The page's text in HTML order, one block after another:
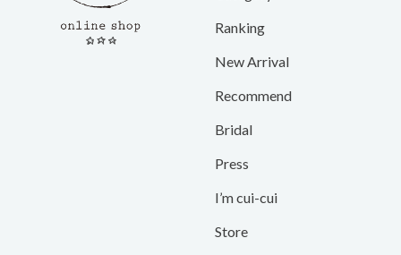
Ranking
New Arrival
Recommend
Bridal
Press
I’m cui-cui
Store